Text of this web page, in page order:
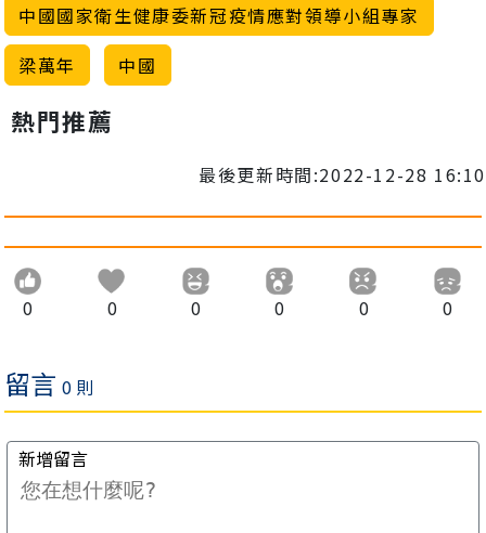
中國國家衛生健康委新冠疫情應對領導小組專家
梁萬年
中國
熱門推薦
最後更新時間:2022-12-28 16:10
0 0 0 0 0 0